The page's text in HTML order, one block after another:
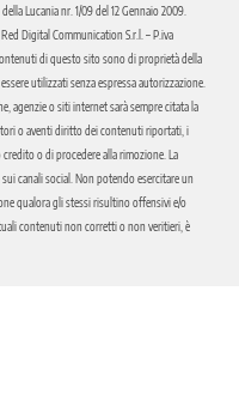
Lucania nr. 1/09 del 12 Gennaio 2009.
Digital Communication S.r.l. – P.iva
di questo sito sono di proprietà della
utilizzati senza espressa autorizzazione.
agenzie o siti internet sarà sempre citata la
o aventi diritto dei contenuti riportati, i
o di procedere alla rimozione. La
canali social. Non potendo esercitare un
qualora gli stessi risultino offensivi e/o
contenuti non corretti o non veritieri, è